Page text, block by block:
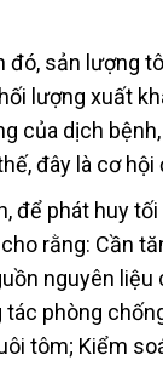
đó, sản lượng
lượng xuất
của dịch
đây là cơ
để phát huy
rằng: Cần
nguyên
tác phòng
tôm; Kiểm